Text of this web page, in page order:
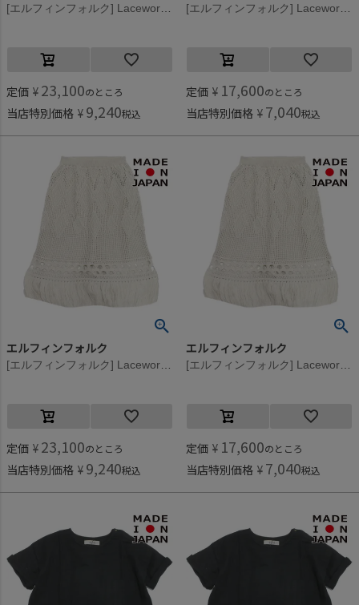
定価 ¥ 23,100のところ
当店特別価格 ¥ 9,240税込
定価 ¥ 17,600のところ
当店特別価格 ¥ 7,040税込
エルフィンフォルク
定価 ¥ 23,100のところ
当店特別価格 ¥ 9,240税込
エルフィンフォルク
定価 ¥ 17,600のところ
当店特別価格 ¥ 7,040税込